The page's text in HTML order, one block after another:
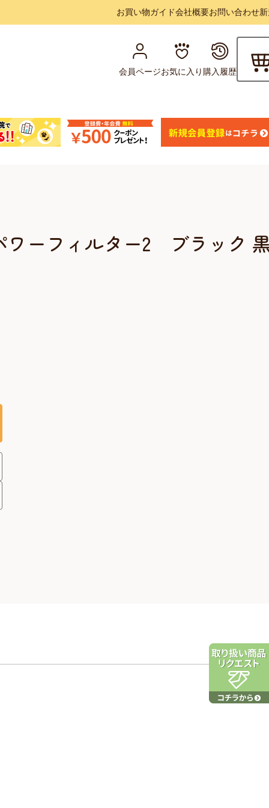
お買い物ガイド会社概要お問い合わせ
会員ページお気に入り購入履歴
ワーフィルター2 ブラック